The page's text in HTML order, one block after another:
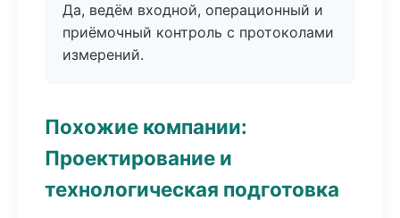
Да, ведём входной, операционный и
приёмочный контроль с протоколами
измерений.
Похожие компании:
Проектирование и
технологическая подготовка